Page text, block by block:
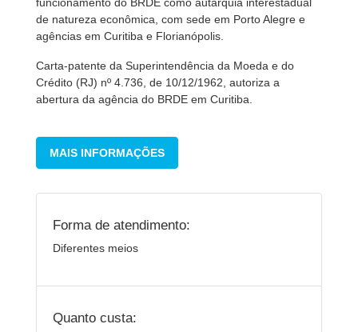
de natureza econômica, com sede em Porto Alegre e
agências em Curitiba e Florianópolis.
Carta-patente da Superintendência da Moeda e do
Crédito (RJ) nº 4.736, de 10/12/1962, autoriza a
abertura da agência do BRDE em Curitiba.
MAIS INFORMAÇÕES
Forma de atendimento:
Diferentes meios
Quanto custa: